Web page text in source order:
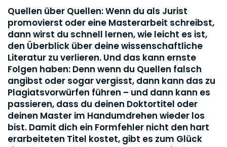
Quellen über Quellen: Wenn du als Jurist
promovierst oder eine Masterarbeit schreibst,
dann wirst du schnell lernen, wie leicht es ist,
den Überblick über deine wissenschaftliche
Literatur zu verlieren. Und das kann ernste
Folgen haben: Denn wenn du Quellen falsch
angibst oder sogar vergisst, dann kann das zu
Plagiatsvorwürfen führen – und dann kann es
passieren, dass du deinen Doktortitel oder
deinen Master im Handumdrehen wieder los
bist. Damit dich ein Formfehler nicht den hart
erarbeiteten Titel kostet, gibt es zum Glück